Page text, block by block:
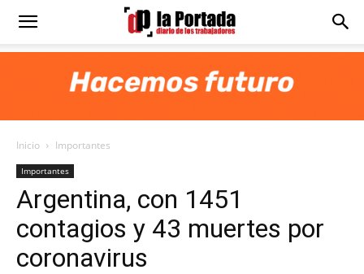
Diario
Portada
Inicio Importantes
Importantes
Argentina, con 1451
contagios y 43 muertes por
coronavirus